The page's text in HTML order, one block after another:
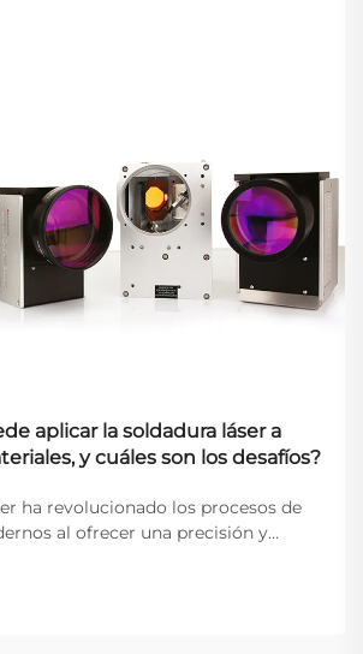
aplicar la soldadura láser a
y cuáles son los desafíos?
ha revolucionado los procesos de
al ofrecer una precisión y
técnica avanzada utiliza haces de
crear soldaduras de alta calidad